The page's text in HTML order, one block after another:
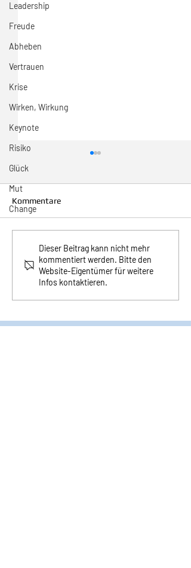
Leadership
Freude
Abheben
Vertrauen
Krise
Wirken, Wirkung
Keynote
Risiko
Glück
Mut
Change
Kommentare
Dieser Beitrag kann nicht mehr
kommentiert werden. Bitte den
Website-Eigentümer für weitere
Infos kontaktieren.